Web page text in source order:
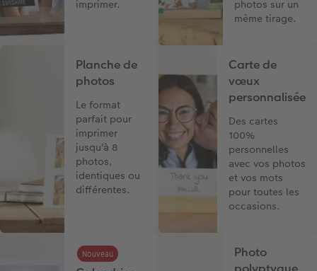
imprimer.
photos sur un
même tirage.
Planche de
photos
Le format
parfait pour
imprimer
jusqu'à 8
photos,
identiques ou
différentes.
Carte de
vœux
personnalisée
Des cartes
100%
personnelles
avec vos photos
et vos mots
pour toutes les
occasions.
Nouveau
Photo